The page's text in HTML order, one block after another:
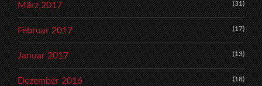
März 2017 (31)
Februar 2017 (17)
Januar 2017 (13)
Dezember 2016 (18)